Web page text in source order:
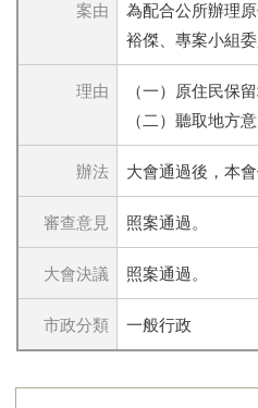
案由
為配合公所辦理
裕傑、專案小組委
理由
（一）原住民保
（二）聽取地方
辦法 大會通過後，本會
審查意見 照案通過。
大會決議 照案通過。
市政分類 一般行政